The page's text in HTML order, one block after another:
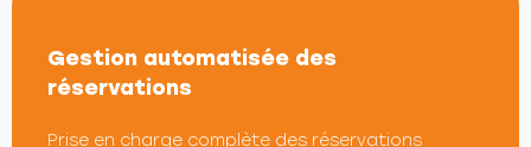
Gestion automatisée des
réservations
Prise en charge complète des réservations